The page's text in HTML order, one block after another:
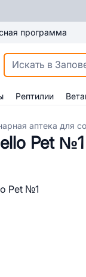
программа
Рептилии
аптека для
Pet №1